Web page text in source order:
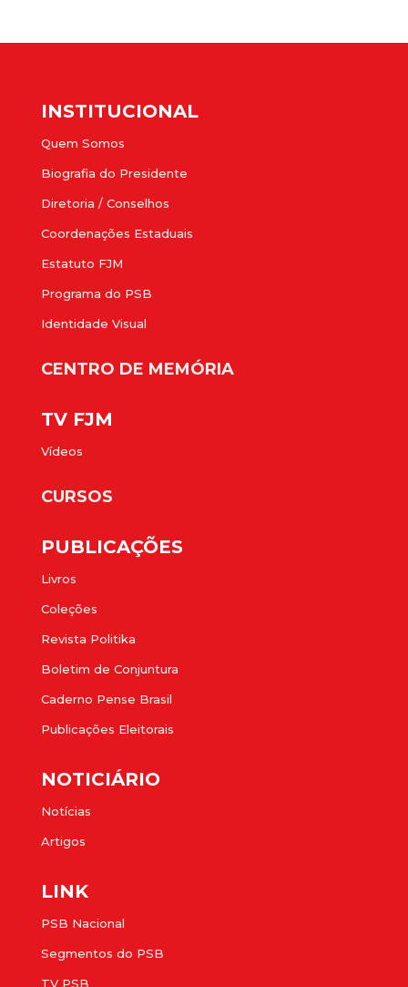
INSTITUCIONAL
Quem Somos
Biografia do Presidente
Diretoria / Conselhos
Coordenações Estaduais
Estatuto FJM
Programa do PSB
Identidade Visual
CENTRO DE MEMÓRIA
TV FJM
Vídeos
CURSOS
PUBLICAÇÕES
Livros
Coleções
Revista Politika
Boletim de Conjuntura
Caderno Pense Brasil
Publicações Eleitorais
NOTICIÁRIO
Notícias
Artigos
LINK
PSB Nacional
Segmentos do PSB
TV PSB